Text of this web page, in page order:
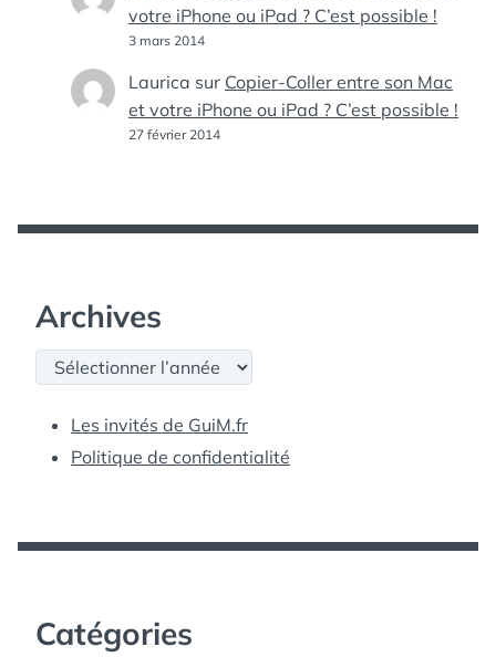
votre iPhone ou iPad ? C’est possible !
3 mars 2014
Laurica sur Copier-Coller entre son Mac
et votre iPhone ou iPad ? C’est possible !
27 février 2014
Archives
Archives
Les invités de GuiM.fr
Politique de confidentialité
Catégories